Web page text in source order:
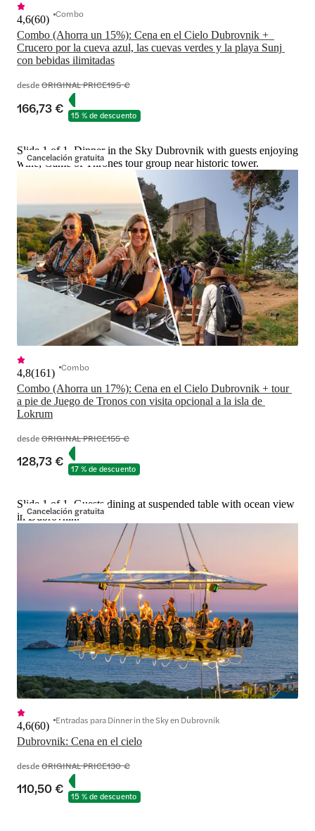
Combo (Ahorra un 15%): Cena en el Cielo Dubrovnik +
Crucero por la cueva azul, las cuevas verdes y la playa Sunj
con bebidas ilimitadas
4,6(60) Combo
desdeORIGINAL PRICE195 €
166,73 € 15 % de descuento
Cancelación gratuita
Slide 1 of 1, Dinner in the Sky Dubrovnik with guests enjoying
wine; Game of Thrones tour group near historic tower.
Combo (Ahorra un 17%): Cena en el Cielo Dubrovnik + tour
a pie de Juego de Tronos con visita opcional a la isla de
Lokrum
4,8(161) Combo
desdeORIGINAL PRICE155 €
128,73 € 17 % de descuento
Cancelación gratuita
Slide 1 of 1, Guests dining at suspended table with ocean view
in Dubrovnik.
Dubrovnik: Cena en el cielo
4,6(60) Entradas para Dinner in the Sky en Dubrovnik
desdeORIGINAL PRICE130 €
110,50 € 15 % de descuento